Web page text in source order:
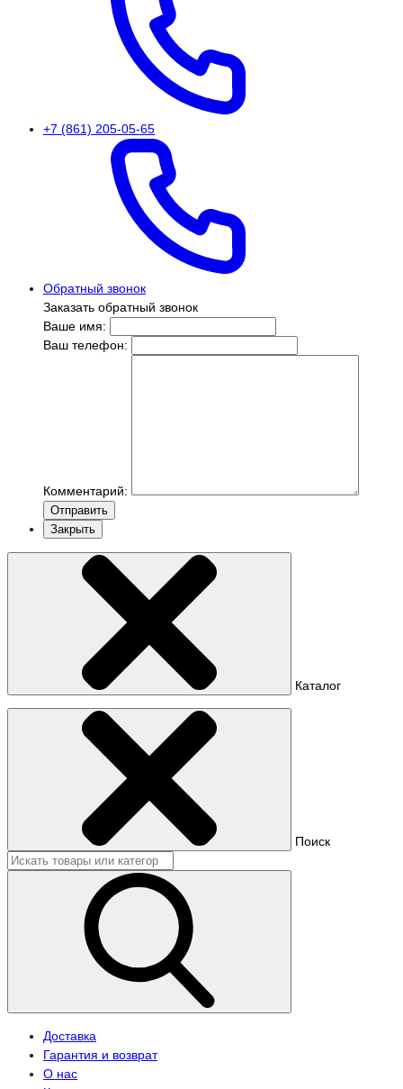
+7 (861) 205-05-65
Обратный звонок
Заказать обратный звонок
Ваше имя:
Ваш телефон:
Комментарий:
Отправить
Закрыть
Каталог
Поиск
Доставка
Гарантия и возврат
О нас